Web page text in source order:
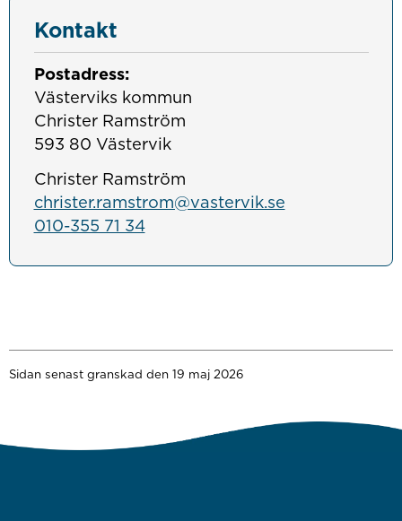
Kontakt
Postadress:
Västerviks kommun
Christer Ramström
593 80 Västervik
Christer Ramström
christer.ramstrom@vastervik.se
010-355 71 34
Sidan senast granskad den 19 maj 2026